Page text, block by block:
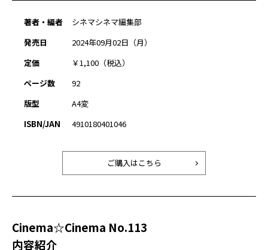
著者・編者
シネマシネマ編集部
発売日
2024年09月02日（月）
定価
￥1,100（税込）
ページ数
92
版型
A4変
ISBN/JAN
4910180401046
ご購入はこちら
Cinema☆Cinema No.113
内容紹介